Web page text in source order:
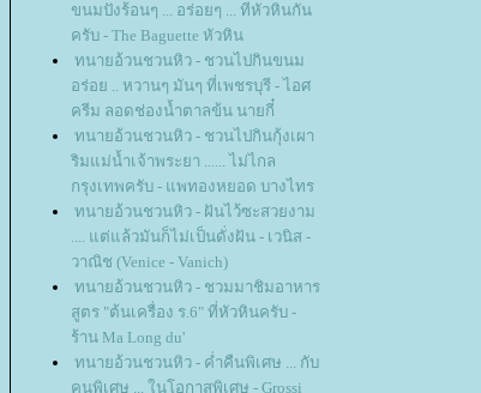
ขนมปังร้อนๆ ... อร่อยๆ ... ทีหัวหินกัน
ครับ - The Baguette หัวหิน
ทนายอ้วนชวนหิว - ชวนไปกินขนม
อร่อย .. หวานๆ มันๆ ที่เพชรบุรี - ไอศ
ครีม ลอดช่องน้ำตาลข้น นายกี๋
ทนายอ้วนชวนหิว - ชวนไปกินกุ้งเผา
ริมแม่น้ำเจ้าพระยา ...... ไม่ไกล
กรุงเทพครับ - แพทองหยอด บางไทร
ทนายอ้วนชวนหิว - ฝันไว้ซะสวยงาม
.... แต่แล้วมันก็ไม่เป็นดั่งฝัน - เวนิส -
วาณิช (Venice - Vanich)
ทนายอ้วนชวนหิว - ชวมมาชิมอาหาร
สูตร "ต้นเครื่อง ร.6" ที่หัวหินครับ -
ร้าน Ma Long du'
ทนายอ้วนชวนหิว - ค่ำคืนพิเศษ ... กับ
คนพิเศษ ... ในโอกาสพิเศษ - Grossi